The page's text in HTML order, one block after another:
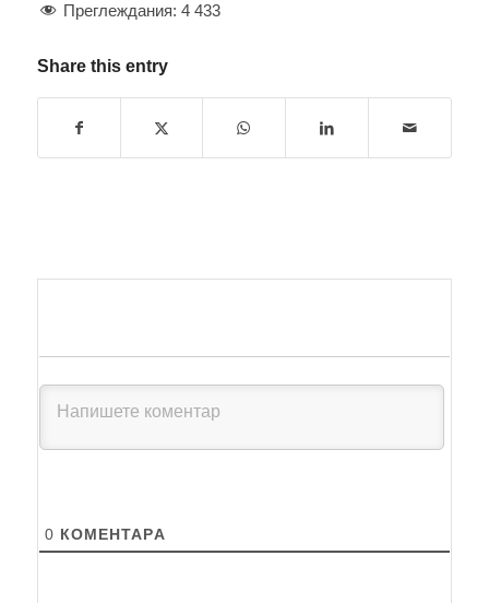
Преглеждания: 4 433
Share this entry
0 КОМЕНТАРA